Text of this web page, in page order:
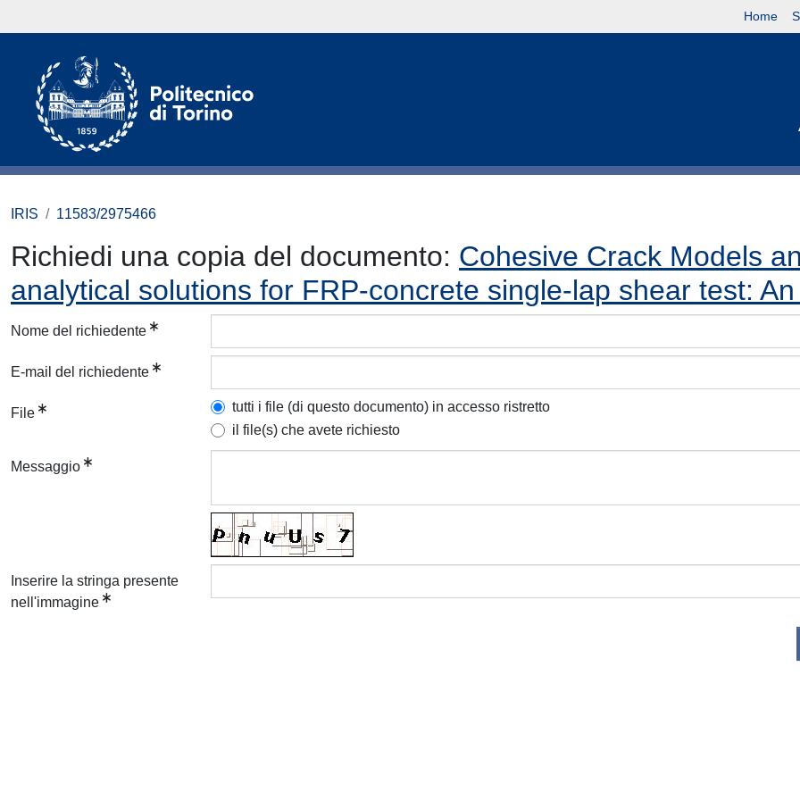
Home
IRIS 11583/2975466
Richiedi una copia del documento: Cohesive Crack Models
analytical solutions for FRP-concrete single-lap shear test:
Nome del richiedente
E-mail del richiedente
File
tutti i file (di questo documento) in accesso ristretto
il file(s) che avete richiesto
Messaggio
Inserire la stringa presente
nell'immagine